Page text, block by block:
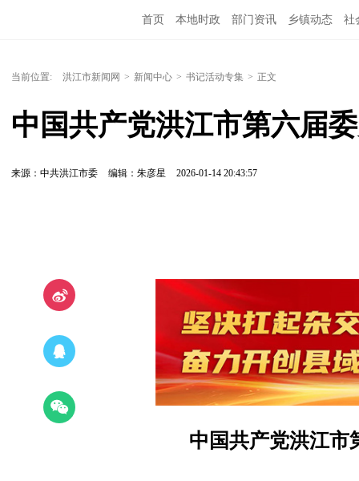
首页 本地时政 部门资讯 乡镇动态 社
当前位置: 洪江市新闻网 > 新闻中心 > 书记活动专集 > 正文
中国共产党洪江市第六届
来源：中共洪江市委 编辑：朱彦星 2026-01-14 20:43:57
中国共产党洪江市